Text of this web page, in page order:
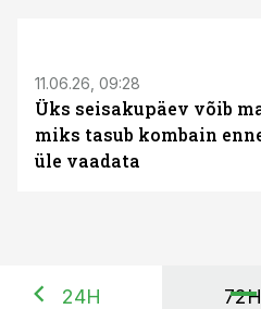
11.06.26, 09:28
Üks seisakupäev võib
miks tasub kombain
üle vaadata
24H 72H